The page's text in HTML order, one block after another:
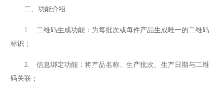
二、功能介绍
1. 二维码生成功能：为每批次或每件产品生成唯一的二维码
标识；
2. 信息绑定功能：将产品名称、生产批次、生产日期与二维
码关联；